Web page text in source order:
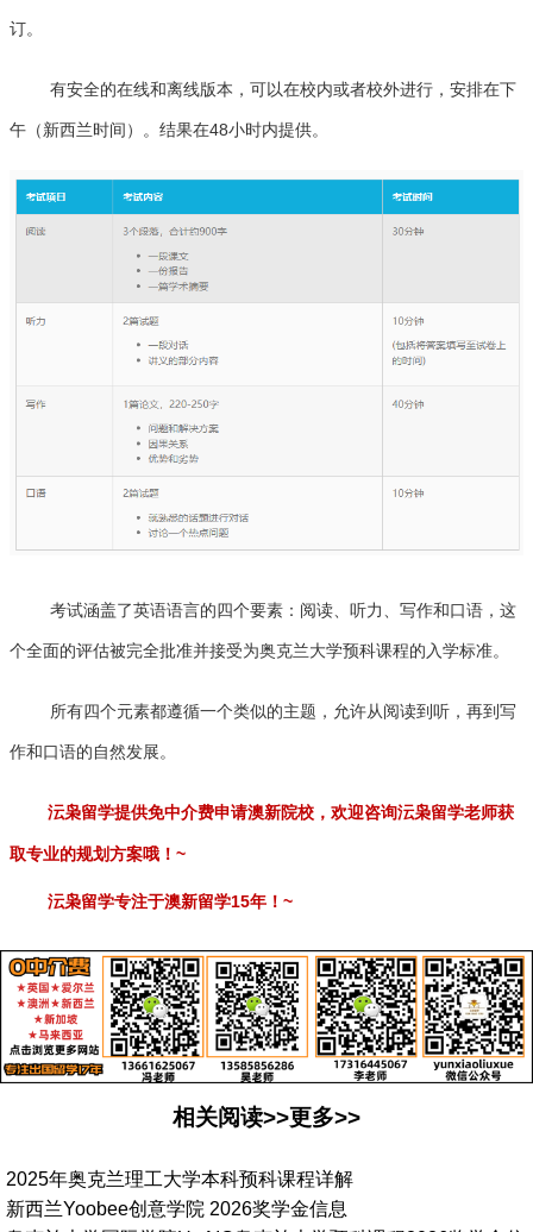
订。
有安全的在线和离线版本，可以在校内或者校外进行，安排在下
午（新西兰时间）。结果在48小时内提供。
考试涵盖了英语语言的四个要素：阅读、听力、写作和口语，这
个全面的评估被完全批准并接受为奥克兰大学预科课程的入学标准。
所有四个元素都遵循一个类似的主题，允许从阅读到听，再到写
作和口语的自然发展。
沄枭留学提供免中介费申请澳新院校，欢迎咨询沄枭留学老师获
取专业的规划方案哦！ ~
沄枭留学专注于澳新留学15年！ ~
相关阅读>>更多>>
2025年奥克兰理工大学本科预科课程详解
新西兰Yoobee创意学院 2026奖学金信息